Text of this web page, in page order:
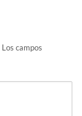
Los campos